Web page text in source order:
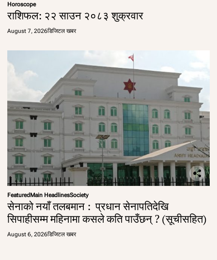
Horoscope
राशिफल: २२ साउन २०८३ शुक्रवार
August 7, 2026डिजिटल खबर
FeaturedMain HeadlinesSociety
सेनाको नयाँ तलबमान : प्रधान सेनापतिदेखि
सिपाहीसम्म महिनामा कसले कति पाउँछन् ? (सूचीसहित)
August 6, 2026डिजिटल खबर